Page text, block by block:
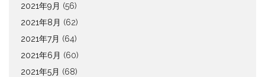
2021年9月 (56)
2021年8月 (62)
2021年7月 (64)
2021年6月 (60)
2021年5月 (68)